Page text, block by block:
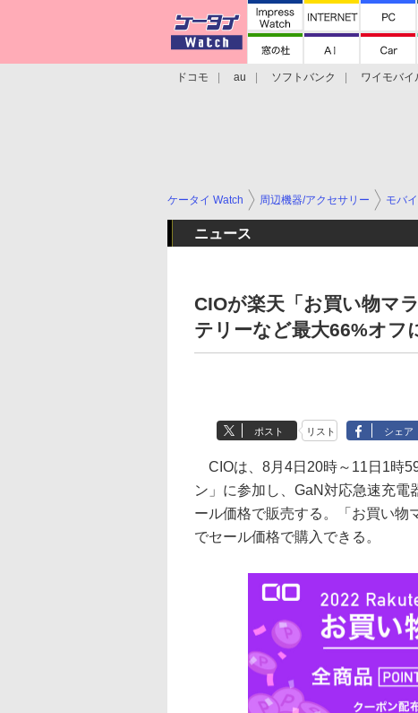
ドコモ au ソフトバンク ワイモバイ
ケータイ Watch 周辺機器/アクセサリー モバ
ニュース
CIOが楽天「お買い物マ
テリーなど最大66%オフ
ポスト リスト シェア
CIOは、8月4日20時～11日1時
ン」に参加し、GaN対応急速充
ール価格で販売する。「お買い物
でセール価格で購入できる。